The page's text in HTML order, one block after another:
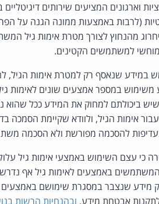
וארגונים המציעים שירותים
(לרבות באמצעות ממונה הגנה על
מהנחוץ לצורך מטרת אימות גיל
מוחשי למשתמשים הקטינים.
במידע שנאסף רק למטרת אימות הגיל,
משימוש במספר אמצעים שונים לאימות
שיש ביכולתם למחוק את המידע ככל
אימות הגיל, ולוודא שקיימת הסמכה
להסכמה מפורשת ולא הסכמה
כי עצם השימוש באמצעי אימות גיל
המשתמשים באמצעים לאימות גיל אף
מידע שנצבר במסגרת שימושם
ובהנחיות הרשות